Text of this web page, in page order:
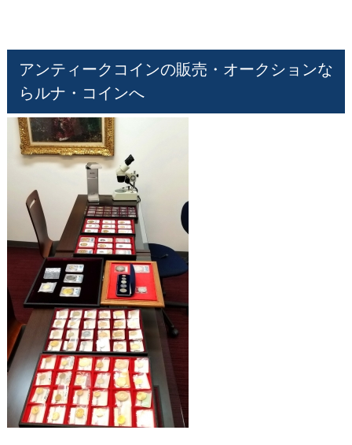
アンティークコインの販売・オークションな
らルナ・コインへ